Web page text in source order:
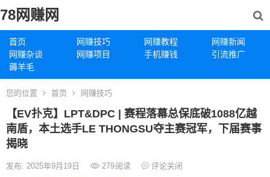
78网赚网
首页 网赚技巧 网赚教程
网赚新闻
网赚杂谈
网赚项目 手机赚钱
引流推广
薅羊毛
您的位置 首页 网赚技巧
【EV扑克】LPT&DPC | 赛程落幕总保底破1088亿越
南盾，本土选手LE THONGSU夺主赛冠军，下届赛事
揭晓
发布: 2025年9月19日 279阅读 评论关闭